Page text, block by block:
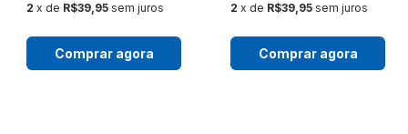
2 x de R$39,95 sem juros
Comprar agora
2 x de R$39,95 sem juros
Comprar agora